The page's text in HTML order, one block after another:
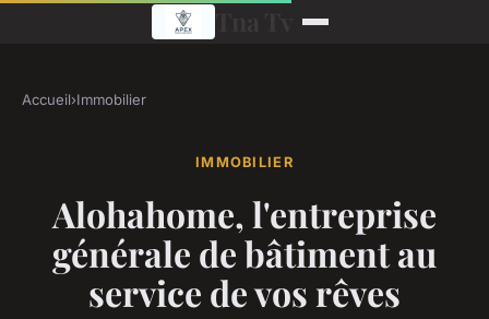
Accueil›Immobilier
IMMOBILIER
Alohahome, l'entreprise
générale de bâtiment au
service de vos rêves